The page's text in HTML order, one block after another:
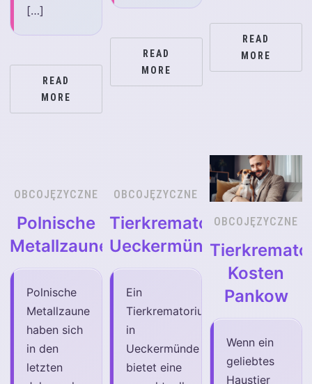
[…]
READ
MORE
READ
MORE
READ
MORE
OBCOJĘZYCZNE
Polnische
Metallzaune
Polnische
Metallzaune
haben sich
in den
letzten
OBCOJĘZYCZNE
Tierkrematorium
Ueckermünde
Ein
Tierkrematorium
in
Ueckermünde
bietet eine
OBCOJĘZYCZNE
Kosten
Pankow
Wenn ein
geliebtes
Haustier